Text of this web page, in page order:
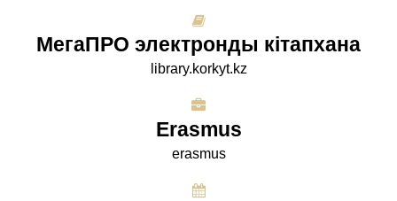
МегаПРО электронды кітапхана
library.korkyt.kz
Erasmus
erasmus